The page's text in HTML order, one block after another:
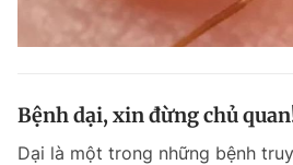
Quảng cáo RSS Tòa
Phó tổng biên tập: Lâm Hiếu Dũng
Phó tổng biên tập: Trần Việt Hưng
Tổng thư ký tòa soạn: Đức Trung
Bệnh dại, xin đừng chủ
Dại là một trong những bệnh